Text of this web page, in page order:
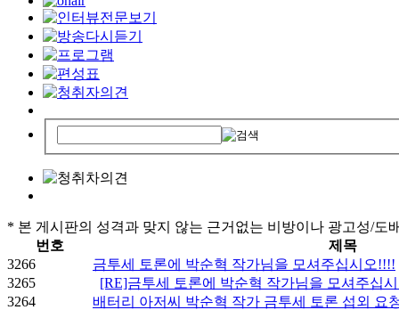
* 본 게시판의 성격과 맞지 않는 근거없는 비방이나 광고성/도
번호
제목
3266
금투세 토론에 박순혁 작가님을 모셔주십시오!!!!
3265
[RE]금투세 토론에 박순혁 작가님을 모셔주십
3264
배터리 아저씨 박순혁 작가 금투세 토론 섭외 요